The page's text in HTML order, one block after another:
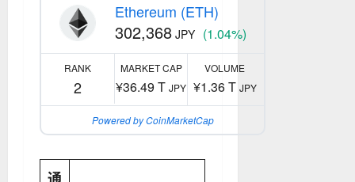
Ethereum (ETH)
302,368 JPY (1.04%)
RANK
2
MARKET CAP
¥36.49 TJPY
VOLUME
¥1.36 T JPY
Powered by CoinMarketCap